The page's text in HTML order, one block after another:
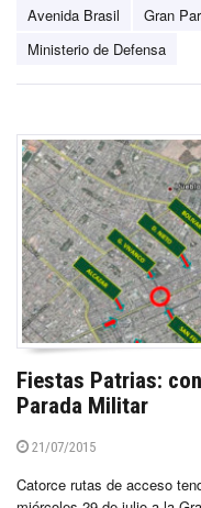
Avenida Brasil Gran
Ministerio de Defensa
Fiestas Patrias:
Parada Militar
21/07/2015
Catorce rutas de acceso